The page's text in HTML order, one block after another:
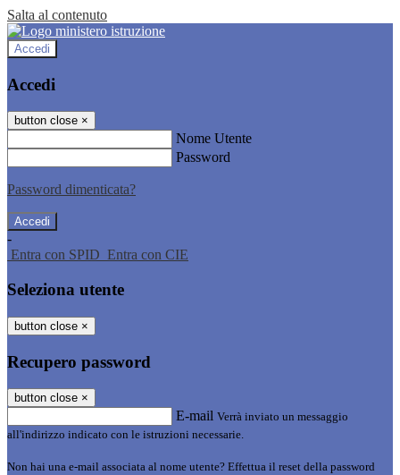
Salta al contenuto
Accedi
Accedi
button close ×
Nome Utente
Password
Password dimenticata?
-
Entra con SPID Entra con CIE
Seleziona utente
button close ×
Recupero password
button close ×
E-mail Verrà inviato un messaggio
all'indirizzo indicato con le istruzioni necessarie.
Non hai una e-mail associata al nome utente? Effettua il reset della password